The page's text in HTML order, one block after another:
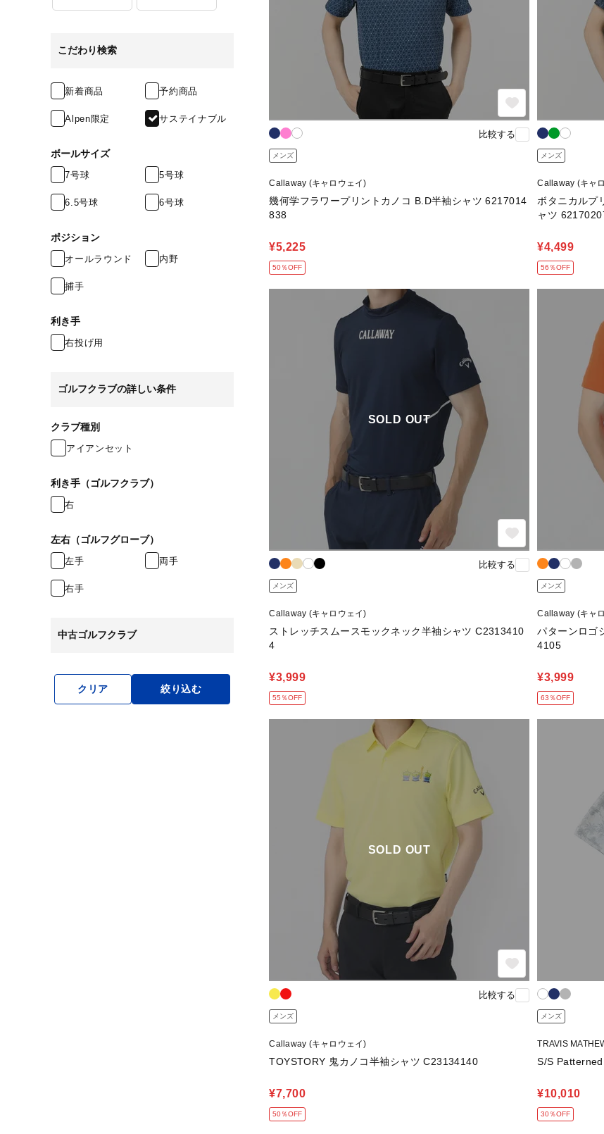
こだわり検索
新着商品 予約商品
Alpen限定 サステイナブル
ボールサイズ
7号球 5号球
6.5号球 6号球
ポジション
オールラウンド 内野
捕手
利き手
右投げ用
ゴルフクラブの詳しい条件
クラブ種別
アイアンセット
利き手（ゴルフクラブ）
右
左右（ゴルフグローブ）
左手 両手
右手
中古ゴルフクラブ
クリア 絞り込む
比較する
メンズ
Callaway (キャロウェイ)
幾何学フラワープリントカノコ B.D半袖シャツ 6217014
838
¥5,225
50％OFF
メンズ
Callaway (キャ
ボタニカルプ
ャツ
¥4,499
56％OFF
SOLD OUT
比較する
メンズ
Callaway (キャロウェイ)
ストレッチスムースモックネック半袖シャツ C2313410
4
¥3,999
55％OFF
メンズ
Callaway (キャ
パターンロゴ
4105
¥3,999
63％OFF
SOLD OUT
比較する
メンズ
Callaway (キャロウェイ)
TOYSTORY 鬼カノコ半袖シャツ C23134140
¥7,700
50％OFF
メンズ
TRAVIS
S/S
¥10,010
30％OFF